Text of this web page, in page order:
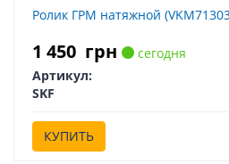
Ролик ГРМ натяжной
1 450 грн
сегодня
Артикул:
SKF
КУПИТЬ